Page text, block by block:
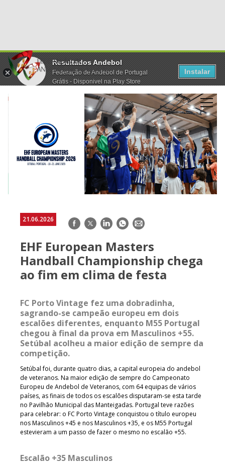
Resultados Andebol
Federação de Andebol de Portugal
Grátis - Disponivel na Play Store
Instalar
21.06.2026 Facebook
TwitterLinkedInWhatsApp
E-
EHF European Masters
Handball Championship chega
ao fim em clima de festa
FC Porto Vintage fez uma dobradinha,
sagrando-se campeão europeu em dois
escalões diferentes, enquanto M55 Portugal
chegou à final da prova em Masculinos +55.
Setúbal acolheu a maior edição de sempre da
competição.
Setúbal foi, durante quatro dias, a capital europeia do andebol
de veteranos. Na maior edição de sempre do Campeonato
Europeu de Andebol de Veteranos, com 64 equipas de vários
países, as finais de todos os escalões disputaram-se esta tarde
no Pavilhão Municipal das Manteigadas. Portugal teve razões
para celebrar: o FC Porto Vintage conquistou o título europeu
nos Masculinos +45 e nos Masculinos +35, e os M55 Portugal
estevieram a um passo de fazer o mesmo no escalão +55.
Escalão +35 Masculinos